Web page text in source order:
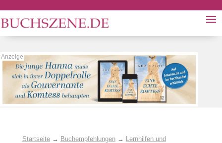
Startseite→ Buchempfehlungen→ Lernhilfen und